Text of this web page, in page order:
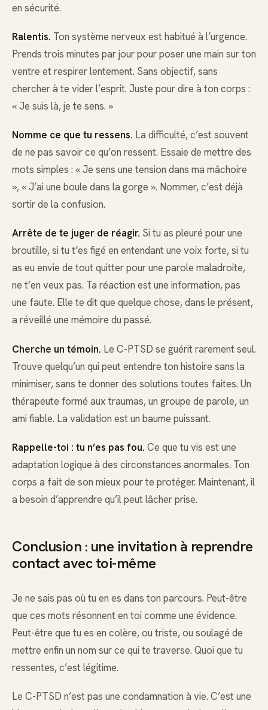
en sécurité.
Ralentis. Ton système nerveux est habitué à l’urgence.
Prends trois minutes par jour pour poser une main sur ton
ventre et respirer lentement. Sans objectif, sans
chercher à te vider l’esprit. Juste pour dire à ton corps :
« Je suis là, je te sens. »
Nomme ce que tu ressens. La difficulté, c’est souvent
de ne pas savoir ce qu’on ressent. Essaie de mettre des
mots simples : « Je sens une tension dans ma mâchoire
», « J’ai une boule dans la gorge ». Nommer, c’est déjà
sortir de la confusion.
Arrête de te juger de réagir. Si tu as pleuré pour une
broutille, si tu t’es figé en entendant une voix forte, si tu
as eu envie de tout quitter pour une parole maladroite,
ne t’en veux pas. Ta réaction est une information, pas
une faute. Elle te dit que quelque chose, dans le présent,
a réveillé une mémoire du passé.
Cherche un témoin. Le C-PTSD se guérit rarement seul.
Trouve quelqu’un qui peut entendre ton histoire sans la
minimiser, sans te donner des solutions toutes faites. Un
thérapeute formé aux traumas, un groupe de parole, un
ami fiable. La validation est un baume puissant.
Rappelle-toi : tu n’es pas fou. Ce que tu vis est une
adaptation logique à des circonstances anormales. Ton
corps a fait de son mieux pour te protéger. Maintenant, il
a besoin d’apprendre qu’il peut lâcher prise.
Conclusion : une invitation à reprendre
contact avec toi-même
Je ne sais pas où tu en es dans ton parcours. Peut-être
que ces mots résonnent en toi comme une évidence.
Peut-être que tu es en colère, ou triste, ou soulagé de
mettre enfin un nom sur ce qui te traverse. Quoi que tu
ressentes, c’est légitime.
Le C-PTSD n’est pas une condamnation à vie. C’est une